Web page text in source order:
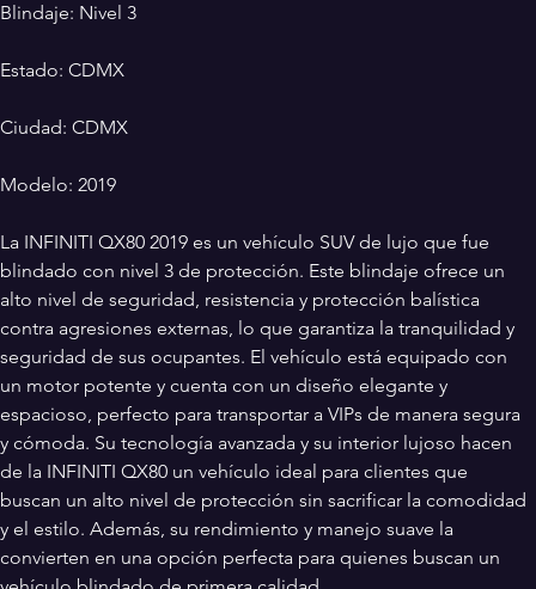
Blindaje: Nivel 3
Estado: CDMX
Ciudad: CDMX
Modelo: 2019
La INFINITI QX80 2019 es un vehículo SUV de lujo que fue
blindado con nivel 3 de protección. Este blindaje ofrece un
alto nivel de seguridad, resistencia y protección balística
contra agresiones externas, lo que garantiza la tranquilidad y
seguridad de sus ocupantes. El vehículo está equipado con
un motor potente y cuenta con un diseño elegante y
espacioso, perfecto para transportar a VIPs de manera segura
y cómoda. Su tecnología avanzada y su interior lujoso hacen
de la INFINITI QX80 un vehículo ideal para clientes que
buscan un alto nivel de protección sin sacrificar la comodidad
y el estilo. Además, su rendimiento y manejo suave la
convierten en una opción perfecta para quienes buscan un